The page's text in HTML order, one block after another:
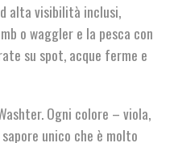
alta visibilità inclusi,
o waggler e la pesca con
su spot, acque ferme e
Ogni colore – viola,
unico che è molto